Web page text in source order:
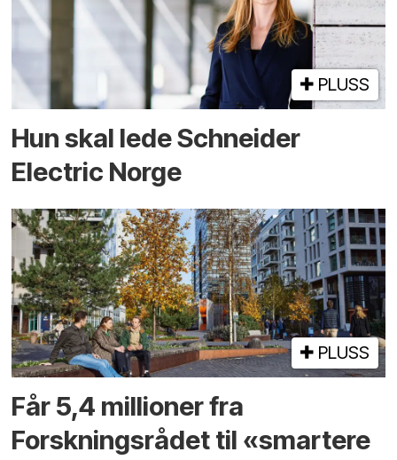
PLUSS
Hun skal lede Schneider
Electric Norge
PLUSS
Får 5,4 millioner fra
Forskningsrådet til «smartere